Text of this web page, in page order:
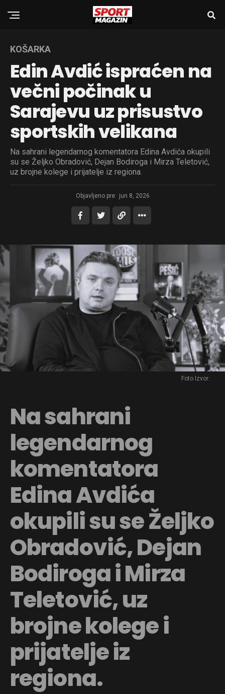
KOŠARKA
Edin Avdić ispraćen na
večni počinak u
Sarajevu uz prisustvo
sportskih velikana
Na sahrani legendarnog komentatora Edina Avdića okupili
su se Željko Obradović, Dejan Bodiroga i Mirza Teletović,
uz brojne kolege i prijatelje iz regiona.
Objavljeno pre: jun 8, 2026
Foto Izvor:
Na sahrani
legendarnog
komentatora
Edina Avdića
okupili su se Željko
Obradović, Dejan
Bodiroga i Mirza
Teletović, uz
brojne kolege i
prijatelje iz
regiona.